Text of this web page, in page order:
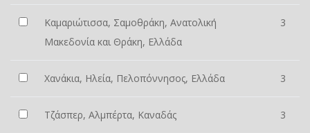
Καμαριώτισσα, Σαμοθράκη, Ανατολική
Μακεδονία και Θράκη, Ελλάδα
3
Χανάκια, Ηλεία, Πελοπόννησος, Ελλάδα 3
Τζάσπερ, Αλμπέρτα, Καναδάς 3